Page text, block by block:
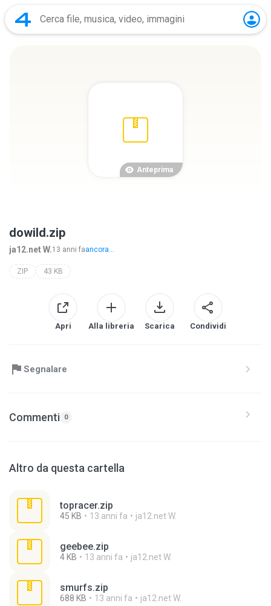
Anteprima
dowild.zip
ja12.net W.13 anni faancora...
ZIP 43 KB
Apri Alla libreria Scarica Condividi
Segnalare
Commenti 0
Altro da questa cartella
topracer.zip
45 KB 13 anni fa ja12.net W.
geebee.zip
4 KB 13 anni fa ja12.net W.
smurfs.zip
688 KB 13 anni fa ja12.net W.